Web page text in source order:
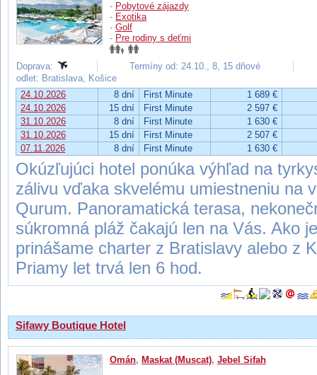
- Pobytové zájazdy
- Exotika
- Golf
- Pre rodiny s deťmi
Doprava:
Termíny od: 24.10., 8, 15 dňové
odlet: Bratislava, Košice
24.10.2026
8 dní First Minute
1 689 €
24.10.2026
15 dní First Minute
2 597 €
31.10.2026
8 dní First Minute
1 630 €
31.10.2026
15 dní First Minute
2 507 €
07.11.2026
8 dní First Minute 1 630 €
Okúzľujúci hotel ponúka výhľad na
zálivu vďaka skvelému umiestneniu na
Qurum. Panoramatická terasa,
súkromná pláž čakajú len na Vás. Ako
prinášame charter z Bratislavy alebo z
Priamy let trvá len 6 hod.
Sifawy Boutique Hotel
Omán, Maskat (Muscat), Jebel Sifah